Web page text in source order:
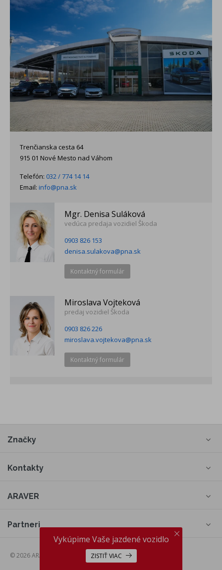
Vykúpime Vaše jazdené vozidlo
ZISTIŤ VIAC
Trenčianska cesta 64
915 01 Nové Mesto nad Váhom
Telefón: 032 / 774 14 14
Email: info@pna.sk
Mgr. Denisa Suláková
vedúca predaja vozidiel Škoda
0903 826 153
denisa.sulakova@pna.sk
Kontaktný formulár
Miroslava Vojteková
predaj vozidiel Škoda
0903 826 226
miroslava.vojtekova@pna.sk
Kontaktný formulár
Značky
Kontakty
ARAVER
Partneri
© 2026 ARAVER a.s., web by cream